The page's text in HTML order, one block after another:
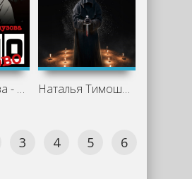
Лада Кутузова - Чертово дело Наталья Тимошенко - Кошки-мышки
3 4 5 6